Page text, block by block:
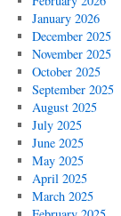
January 2026
December 2025
November 2025
October 2025
September 2025
August 2025
July 2025
June 2025
May 2025
April 2025
March 2025